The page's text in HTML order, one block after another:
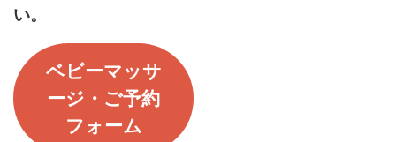
い。
ベビーマッサ
ージ・ ご予約
フォーム